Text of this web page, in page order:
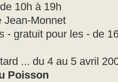
10h à 19h
Jean-Monnet
- gratuit pour les - de
... du 4 au 5 avril
Poisson